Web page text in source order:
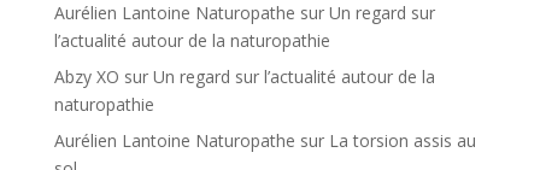
Aurélien Lantoine Naturopathe sur Un regard sur
l’actualité autour de la naturopathie
Abzy XO sur Un regard sur l’actualité autour de la
naturopathie
Aurélien Lantoine Naturopathe sur La torsion assis au